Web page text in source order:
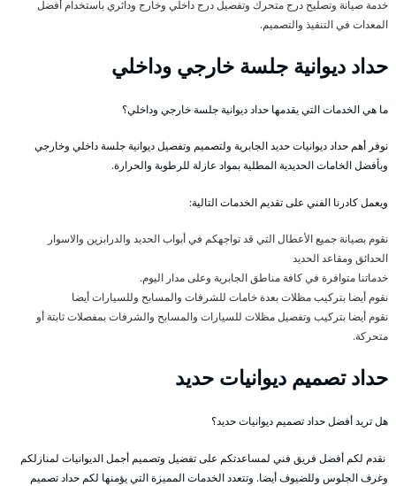
خدمة صيانة وتصليح درج متحرك وتفصيل درج داخلي وخارج ودائري باستخدام أفضل
المعدات في التنفيذ والتصميم.
حداد ديوانية جلسة خارجي وداخلي
ما هي الخدمات التي يقدمها حداد ديوانية جلسة خارجي وداخلي؟
نوفر أهم حداد ديوانيات حديد الجابرية ولتصميم وتفصيل ديوانية جلسة داخلي وخارجي
وبأفضل الخامات الحديدية المطلية بمواد عازلة للرطوبة والحرارة.
ويعمل كادرنا الفني على تقديم الخدمات التالية:
نقوم بصيانة جميع الأعطال التي قد تواجهكم في أبواب الحديد والدرابزين والاسوار
الحدائق ومقاعد الحديد
خدماتنا متوافرة في كافة مناطق الجابرية وعلى مدار اليوم.
نقوم أيضا بتركيب مظلات بعدة خامات للشرفات والمسابح وللسيارات أيضا
نقوم أيضا بتركيب وتفصيل مظلات للسيارات والمسابح والشرفات بمفصلات ثابتة أو
متحركة.
حداد تصميم ديوانيات حديد
هل تريد أفضل حداد تصميم ديوانيات حديد؟
نقدم لكم أفضل فريق فني لمساعدتكم على تفضيل وتصميم أجمل الديوانيات لمنازلكم
وغرف الجلوس وللضيوف أيضا. وتتعدد الخدمات المميزة التي يؤمنها لكم حداد تصميم